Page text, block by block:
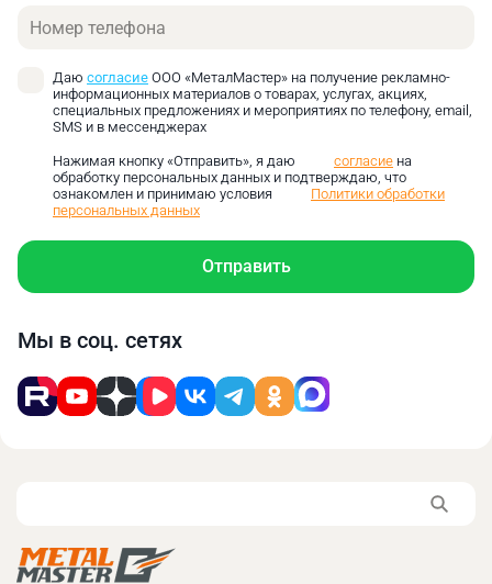
механизмов при помощи токарного станка с
Медицинское оборудование. Производство
имплантатов, хирургических инструментов,
компонентов медицинских устройств.
Судостроение. Обработка элементов двигателей,
насосов, другого судового оборудования.
Энергетика, в том числе ветровая. Создание
Конструктивные особенности
Массивная станина из серого чугуна. Этот
материал обеспечивает высокую жёсткость, гасит
возникающие вибрации, что крайне важно для
точности обработки.
обработки, сокращает время подготовки.
Телефон
Даю согласие ООО «МеталМастер» на получение рекламно-
информационных материалов о товарах, услугах, акциях,
специальных предложениях и мероприятиях по телефону, email,
SMS и в мессенджерах
Нажимая кнопку «Отправить», я даю согласие на
обработку персональных данных и подтверждаю, что
ознакомлен и принимаю условия
Политики обработки
персональных данных
Отправить
Мы в соц. сетях